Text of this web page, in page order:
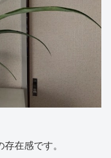
在感です。